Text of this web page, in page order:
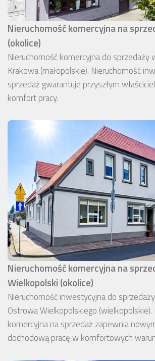
Nieruchomość komercyjna na
(okolice)
Nieruchomość komercyjna do sprzedaży
Krakowa (małopolskie). Nieruchomość
sprzedaż gwarantuje przyszłym
komfort pracy.
Nieruchomość komercyjna na
Wielkopolski (okolice)
Nieruchomość inwestycyjna do
Ostrowa Wielkopolskiego
komercyjna na sprzedaż zapewnia
dochodową pracę w komfortowych